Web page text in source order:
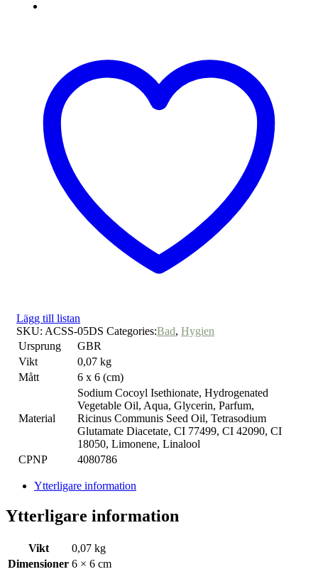
Lägg till listan
SKU: ACSS-05DS Categories:Bad, Hygien
Ursprung
GBR
Vikt
0,07 kg
Mått
6 x 6 (cm)
Material
Sodium Cocoyl Isethionate, Hydrogenated
Vegetable Oil, Aqua, Glycerin, Parfum,
Ricinus Communis Seed Oil, Tetrasodium
Glutamate Diacetate, CI 77499, CI 42090, CI
18050, Limonene, Linalool
CPNP
4080786
Ytterligare information
Ytterligare information
Vikt
0,07 kg
Dimensioner 6 × 6 cm